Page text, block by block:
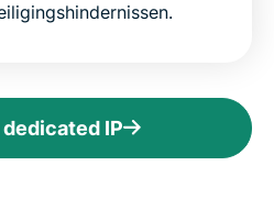
IP